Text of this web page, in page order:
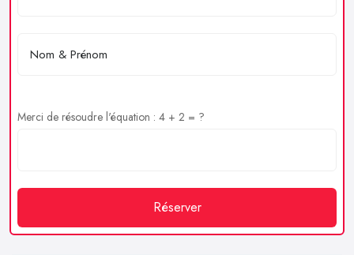
Merci de résoudre l'équation : 4 + 2 = ?
Réserver